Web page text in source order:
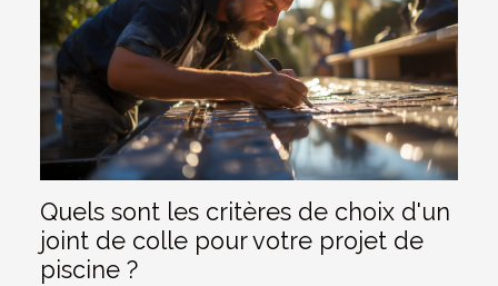
Quels sont les critères de choix d'un
joint de colle pour votre projet de
piscine ?